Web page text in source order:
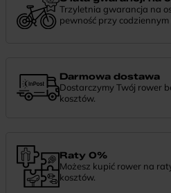
Trzyletnia gwarancja na
pewność przy
Darmowa dostawa
Dostarczymy Twój rower
kosztów.
Raty 0%
Możesz kupić rower na
kosztów.